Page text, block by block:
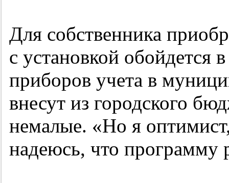
Для собственника
с установкой обойдется
приборов учета в
внесут из городского
немалые. «Но я
надеюсь, что программу